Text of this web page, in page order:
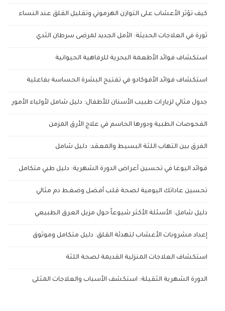
كيف تؤثر الأعشاب على التوازن الهرموني وتقليل القلق عند النساء
ثورة في العلاجات الحديثة: الأمل الجديد لمرضى سرطان الثدي
استكشاف فوائد الأطعمة البحرية للرفاهية الحيوانية
استكشاف فوائد الأفوكادو في تفتيح البشرة الحساسة بفاعلية
جدول مثالي لزيارات طبيب الأسنان للأطفال: دليل شامل لأولياء الأمور
الفحوصات الطبية ودورها الحاسم في علاج الأرق المزمن
الفرق بين التهاب اللثة البسيط والمعقد: دليل شامل
فوائد اليوغا في تحسين أعراض الدورة الشهرية: دليل طبي متكامل
تحسين عاداتك اليومية لصحة قلب أفضل وضغط دم مثالي
دليل شامل: الأسئلة الأكثر شيوعاً حول مزيل العرق الطبيعي
إعداد مشروبات الأعشاب لتهدئة القلق: دليل متكامل وموثوق
استكشاف العلاجات المنزلية القديمة لصحة اللثة
الدورة الشهرية الثقيلة: استكشف الأسباب والعلاجات المثلى